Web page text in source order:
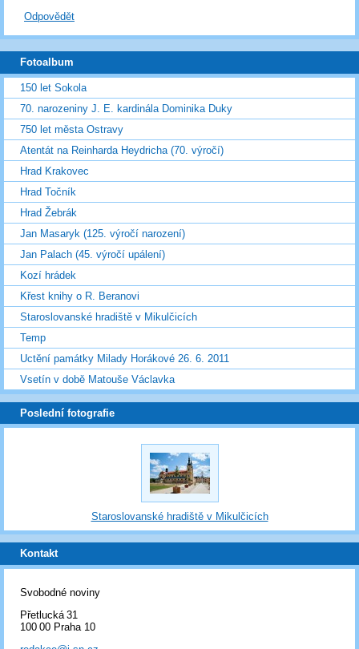
Odpovědět
Fotoalbum
150 let Sokola
70. narozeniny J. E. kardinála Dominika Duky
750 let města Ostravy
Atentát na Reinharda Heydricha (70. výročí)
Hrad Krakovec
Hrad Točník
Hrad Žebrák
Jan Masaryk (125. výročí narození)
Jan Palach (45. výročí upálení)
Kozí hrádek
Křest knihy o R. Beranovi
Staroslovanské hradiště v Mikulčicích
Temp
Uctění památky Milady Horákové 26. 6. 2011
Vsetín v době Matouše Václavka
Poslední fotografie
Staroslovanské hradiště v Mikulčicích
Kontakt
Svobodné noviny
Přetlucká 31
100 00 Praha 10